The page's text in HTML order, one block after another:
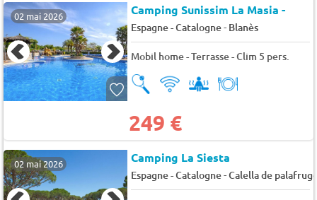
02 mai 2026 Camping Sunissim La Masia -
Espagne - Catalogne- Blanès
Mobil home - Terrasse - Clim 5 pers.
249 €
02 mai 2026 Camping La Siesta
Espagne - Catalogne-Calella de